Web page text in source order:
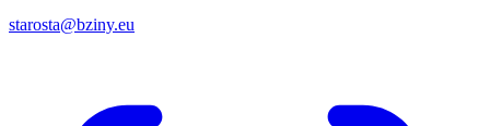
starosta@bziny.eu